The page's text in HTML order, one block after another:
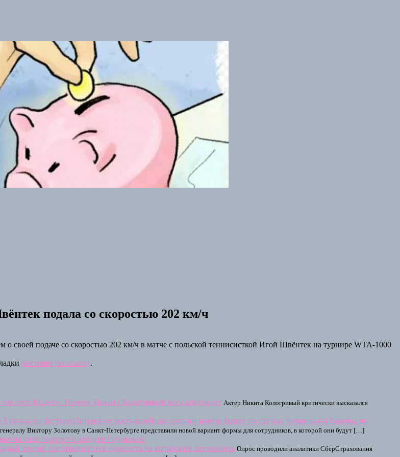
подала со скоростью 202 км/ч
о своей подаче со скоростью 202 км/ч в матче с польской теннисисткой Игой Швёнтек на турнире WTA-1000
постоянную ссылку.
этот Кощей». Почему Никита Кологривый всех критикует Актер Никита Кологривый критически высказался
Питерским росгвардейцам пошьют новую форму по случаю чемпионата Европы по
Виктору Золотову в Санкт-Петербурге представили новой вариант формы для сотрудников, в которой они будут […]
на свой портрет в райдере Седоковой
третий россиянин готов пересесть на китайский автомобиль Опрос проводили аналитики СберСтрахования